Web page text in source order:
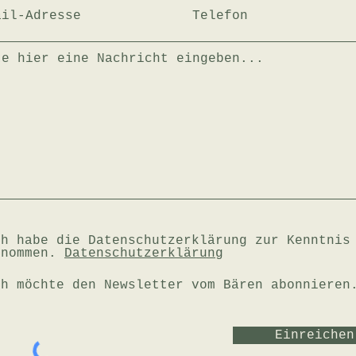
habe die Datenschutzerklärung zur Kenntnis
Datenschutzerklärung
möchte den Newsletter vom Bären
Einreichen